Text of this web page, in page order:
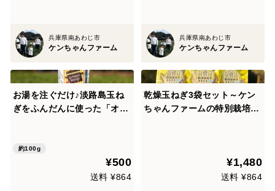
兵庫県南あわじ市
ケンちゃんファーム
兵庫県南あわじ市
ケンちゃんファーム
お湯を注ぐだけ♪淡路島玉ね
ぎをふんだんに使った「オニ
約100g
¥500
送料 ¥864
乾燥玉ねぎ3袋セット～ケン
ちゃんファームの特別栽培淡
¥1,480
送料 ¥864